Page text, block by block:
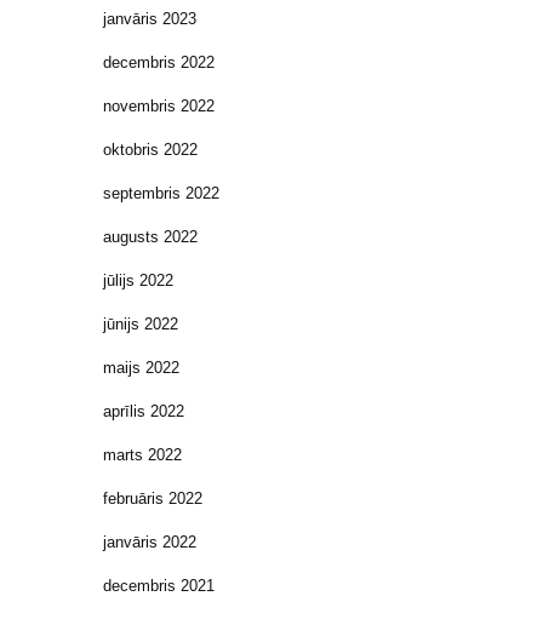
janvāris 2023
decembris 2022
novembris 2022
oktobris 2022
septembris 2022
augusts 2022
jūlijs 2022
jūnijs 2022
maijs 2022
aprīlis 2022
marts 2022
februāris 2022
janvāris 2022
decembris 2021